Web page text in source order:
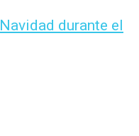
durante el